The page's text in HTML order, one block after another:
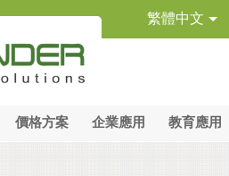
繁體中文
價格方案 企業應用 教育應用